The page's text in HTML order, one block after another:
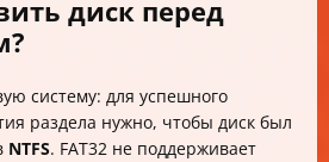
диск перед
систему: для успешного
раздела нужно, чтобы диск был
NTFS. FAT32 не поддерживает